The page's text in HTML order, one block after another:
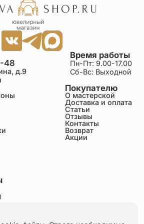
даже в живую лучше чем на
такой чудесный крестик и
Всё удобно и оперативно.
работает компания, после
утром получила. Крестик просто
в серебре и с позолотой.
Покупателю
О мастерской
Доставка и оплата
Статьи
Отзывы
Контакты
Возврат
Акции
Время работы
Пн-Пт: 9.00-17.00
Сб-Вс: Выходной
48
д.9